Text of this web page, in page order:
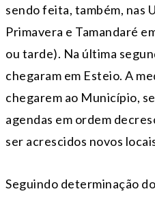
sendo feita, também, nas
Primavera e Tamandaré
ou tarde). Na última
chegaram em Esteio. A
chegarem ao Município,
agendas em ordem
ser acrescidos novos
Seguindo determinação